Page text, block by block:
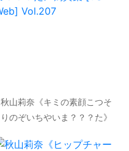
秋山莉奈《キミの素顔こつそ
りのぞいちやいま？？？た》